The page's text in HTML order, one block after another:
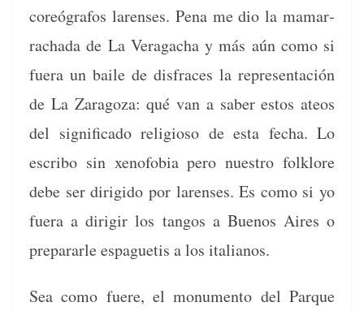
coreó­grafos larens­es. Pena me dio la mamar­
racha­da de La Ver­a­gacha y más aún como si
fuera un baile de dis­fraces la rep­re­sentación
de La Zaragoza: qué van a saber estos ateos
del sig­nifi­ca­do reli­gioso de esta fecha. Lo
escri­bo sin xeno­fo­bia pero nue­stro folk­lore
debe ser dirigi­do por larens­es. Es como si yo
fuera a diri­gir los tan­gos a Buenos Aires o
preparar­le espaguetis a los italianos.
Sea como fuere, el mon­u­men­to del Par­que